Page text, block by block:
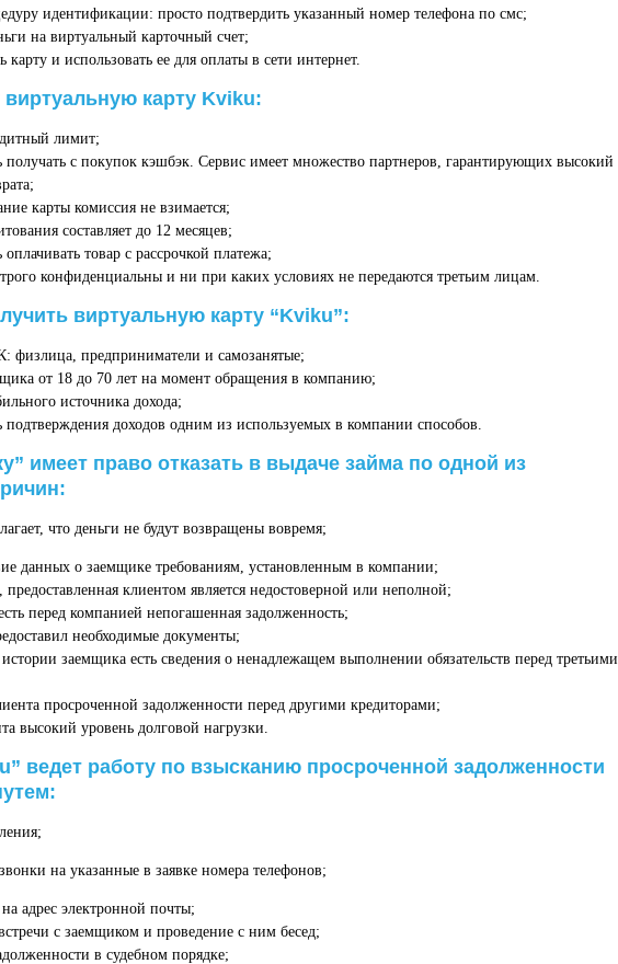
идентификации: просто подтвердить указанный номер телефона по смс;
на виртуальный карточный счет;
карту и использовать ее для оплаты в сети интернет.
виртуальную карту Kviku:
лимит;
получать с покупок кэшбэк. Сервис имеет множество партнеров, гарантирующих высокий
карты комиссия не взимается;
составляет до 12 месяцев;
товар с рассрочкой платежа;
конфиденциальны и ни при каких условиях не передаются третьим лицам.
виртуальную карту “Kviku”:
физлица, предприниматели и самозанятые;
от 18 до 70 лет на момент обращения в компанию;
источника дохода;
подтверждения доходов одним из используемых в компании способов.
имеет право отказать в выдаче займа по одной из
что деньги не будут возвращены вовремя;
данных о заемщике требованиям, установленным в компании;
клиентом является недостоверной или неполной;
перед компанией непогашенная задолженность;
необходимые документы;
заемщика есть сведения о ненадлежащем выполнении обязательств перед третьими
просроченной задолженности перед другими кредиторами;
высокий уровень долговой нагрузки.
ведет работу по взысканию просроченной задолженности
на указанные в заявке номера телефонов;
адрес электронной почты;
с заемщиком и проведение с ним бесед;
в судебном порядке;